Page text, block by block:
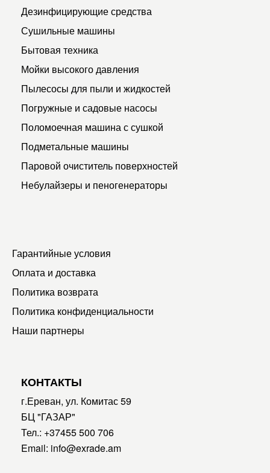
Дезинфицирующие средства
Сушильные машины
Бытовая техника
Мойки высокого давления
Пылесосы для пыли и жидкостей
Погружные и садовые насосы
Поломоечная машина с сушкой
Подметальные машины
Паровой очиститель поверхностей
Небулайзеры и пеногенераторы
Гарантийные условия
Оплата и доставка
Политика возврата
Политика конфиденциальности
Наши партнеры
КОНТАКТЫ
г.Ереван, ул. Комитас 59
БЦ "ГАЗАР"
Тел.: +37455 500 706
Email: info@exrade.am